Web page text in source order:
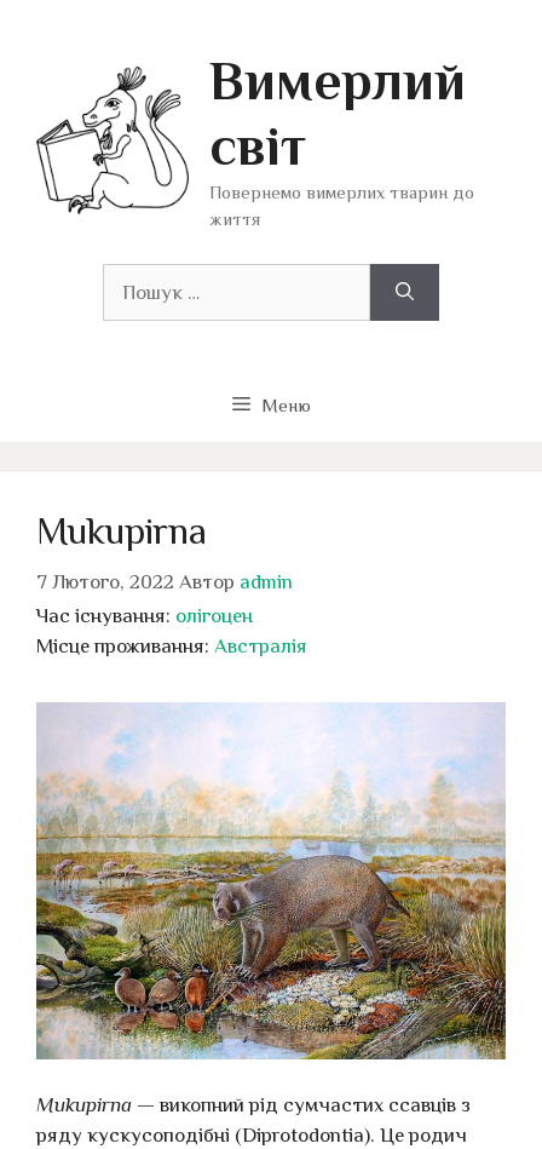
Вимерлий
світ
Повернемо вимерлих тварин до
життя
Меню
Mukupirna
7 Лютого, 2022 Автор admin
Час існування: олігоцен
Місце проживання: Австралія
Mukupirna — викопний рід сумчастих ссавців з
ряду кускусоподібні (Diprotodontia). Це родич